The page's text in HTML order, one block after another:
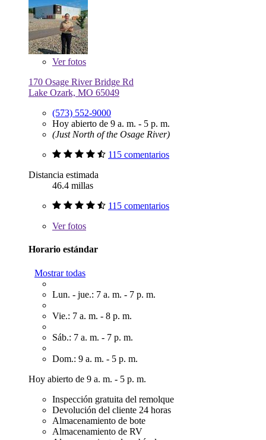
Verfotos
170 Osage River Bridge Rd
Lake Ozark, MO 65049
(573) 552-9000
Hoy abierto de 9 a. m. - 5 p. m.
(Just North of the Osage River)
115 comentarios
Distancia estimada
46.4 millas
115 comentarios
Verfotos
Horario estándar
Mostrar todas
Lun. - jue.: 7 a. m. - 7 p. m.
Vie.: 7 a. m. - 8 p. m.
Sáb.: 7 a. m. - 7 p. m.
Dom.: 9 a. m. - 5 p. m.
Hoy abierto de 9 a. m. - 5 p. m.
Inspección gratuita del remolque
Devolución del cliente 24 horas
Almacenamiento de bote
Almacenamiento de RV